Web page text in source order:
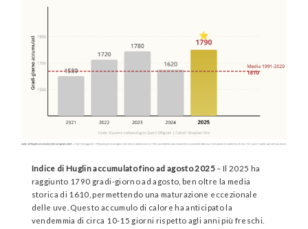
Indice di Huglin accumulato fino ad agosto 2025– Il 2025 ha
raggiunto 1790 gradi-giorno ad agosto, ben oltre la media
storica di 1610, permettendo una maturazione eccezionale
delle uve. Questo accumulo di calore ha anticipato la
vendemmia di circa 10-15 giorni rispetto agli anni più freschi.